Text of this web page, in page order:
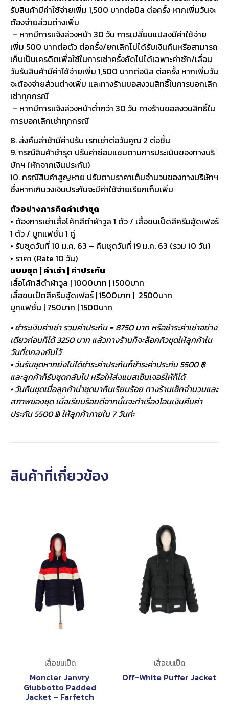
รับสินค้ามีค่าใช้จ่ายเพิ่ม 1,500 บาทต่อบิล ต่อครั้ง หากเพิ่มวันจะ
ต้องจ่ายส่วนต่างเพิ่ม
– หากมีการแจ้งล่วงหน้า 30 วัน การเปลี่ยนแปลงมีค่าใช้จ่าย
เพิ่ม 500 บาทต่อตัว ต่อครั้ง/ยกเลิกไม่ได้รับเงินคืนหรือสามารถ
เก็บเป็นเครดิตเพื่อใช้ในการเช่าครั้งถัดไปได้เฉพาะค่าซัก/เลื่อน
วันรับสินค้ามีค่าใช้จ่ายเพิ่ม 1,500 บาทต่อบิล ต่อครั้ง หากเพิ่มวัน
จะต้องจ่ายส่วนต่างเพิ่ม และทางร้านขอสงวนสิทธิ์ในการบอกเลิก
เช่าทุกกรณี
– หากมีการแจ้งล่วงหน้าต่ำกว่า 30 วัน ทางร้านขอสงวนสิทธิ์ใน
การบอกเลิกเช่าทุกกรณี
8. ส่งคืนล่าช้ามีค่าปรับ เรทเช่าต่อวันคูณ 2 ต่อชิ้น
9. กรณีสินค้าชำรุด ปรับค่าซ่อมแซมตามการประเมินของทางบริ
ษัทฯ (หักจากเงินประกัน)
10. กรณีสินค้าสูญหาย ปรับตามราคาเต็มจำนวนของทางบริษัทฯ
ซึ่งหากเกินวงเงินประกันจะมีค่าใช้จ่ายเรียกเก็บเพิ่ม
ตัวอย่างการคิดค่าเช่าชุด
• ต้องการเช่าเสื้อโค้ทสีดำผ้าวูล 1 ตัว / เสื้อขนเป็ดสีครีมฮู้ดเฟอร์
1 ตัว / บูทแฟชั่น 1 คู่
• รับชุดวันที่ 10 ม.ค. 63 – คืนชุดวันที่ 19 ม.ค. 63 (รวม 10 วัน)
• ราคา (Rate 10 วัน)
แบบชุด | ค่าเช่า | ค่าประกัน
เสื้อโค้ทสีดำผ้าวูล | 1000บาท | 1500บาท
เสื้อขนเป็ดสีครีมฮู้ดเฟอร์ | 1500บาท | 2500บาท
บูทแฟชั่น | 750บาท | 1500บาท
• ชำระเงินค่าเช่า รวมค่าประกัน = 8750 บาท หรือชำระค่าเช่าอย่าง
เดียวก่อนก็ได้ 3250 บาท แล้วทางร้านก็จะล็อคคิวชุดให้ลูกค้าใน
วันที่ตกลงกันไว้
• วันรับชุดหากยังไม่ได้ชำระค่าประกันก็ชำระค่าประกัน 5500 ฿
และลูกค้าก็รับชุดกลับไป หรือให้ส่งแมสเซ็นเจอร์ให้ก็ได้
• วันคืนชุดเมื่อลูกค้านำชุดมาคืนเรียบร้อย ทางร้านเช็คจำนวนและ
สภาพของชุด เมื่อเรียบร้อยดีจากนั้นจะทำเรื่องโอนเงินคืนค่า
ประกัน 5500 ฿ ให้ลูกค้าภายใน 7 วันค่ะ
สินค้าที่เกี่ยวข้อง
เสื้อขนเป็ด
Moncler Janvry
Giubbotto Padded
Jacket – Farfetch
เสื้อขนเป็ด
Off-White Puffer Jacket